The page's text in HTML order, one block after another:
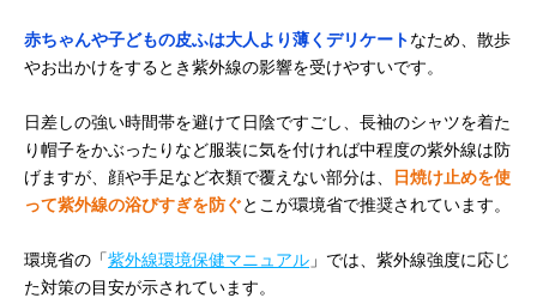
赤ちゃんや子どもの皮ふは大人より薄くデリケートなため、散歩
やお出かけをするとき紫外線の影響を受けやすいです。
日差しの強い時間帯を避けて日陰ですごし、長袖のシャツを着た
り帽子をかぶったりなど服装に気を付ければ中程度の紫外線は防
げますが、顔や手足など衣類で覆えない部分は、
日焼け止めを使
って紫外線の浴びすぎを防ぐとこが環境省で推奨されています。
環境省の「紫外線環境保健マニュアル 」では、紫外線強度に応じ
た対策の目安が示されています。